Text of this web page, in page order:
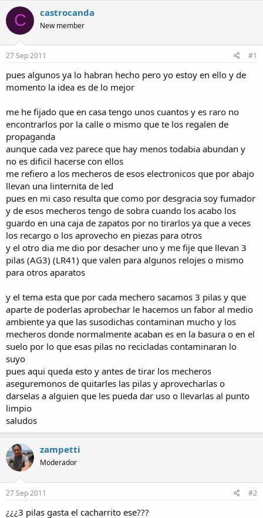
i
c
i
d
r
d
e
t
e
m
a
c
h
a
n
i
c
o
C castrocanda
New member
27 Sep 2011 #1
pues algunos ya lo habran hecho pero yo estoy en ello y de
momento la idea es de lo mejor
me he fijado que en casa tengo unos cuantos y es raro no
encontrarlos por la calle o mismo que te los regalen de
propaganda
aunque cada vez parece que hay menos todabia abundan y
no es dificil hacerse con ellos
me refiero a los mecheros de esos electronicos que por abajo
llevan una linternita de led
pues en mi caso resulta que como por desgracia soy fumador
y de esos mecheros tengo de sobra cuando los acabo los
guardo en una caja de zapatos por no tirarlos ya que a veces
los recargo o los aprovecho en piezas para otros
y el otro dia me dio por desacher uno y me fije que llevan 3
pilas (AG3) (LR41) que valen para algunos relojes o mismo
para otros aparatos
y el tema esta que por cada mechero sacamos 3 pilas y que
aparte de poderlas aprobechar le hacemos un fabor al medio
ambiente ya que las susodichas contaminan mucho y los
mecheros donde normalmente acaban es en la basura o en el
suelo por lo que esas pilas no recicladas contaminaran lo
suyo
pues aqui queda esto y antes de tirar los mecheros
aseguremonos de quitarles las pilas y aprovecharlas o
darselas a alguien que les pueda dar uso o llevarlas al punto
limpio
saludos
zampetti
Moderador
27 Sep 2011 #2
¿¿¿3 pilas gasta el cacharrito ese???